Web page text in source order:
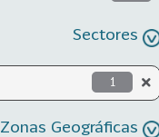
Sectores
1
Zonas Geográficas